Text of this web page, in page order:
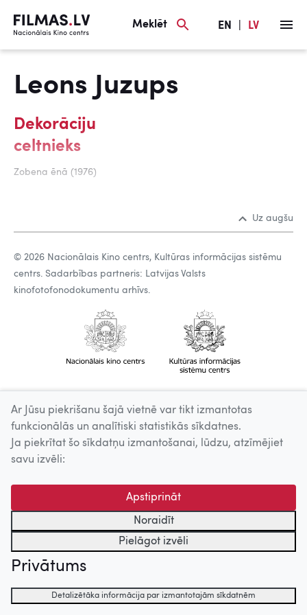
Meklēt EN LV
Leons Juzups
Dekorāciju
celtnieks
Zobena ēnā (1976)
Uz augšu
© 2026 Nacionālais Kino centrs, Kultūras informācijas sistēmu
centrs. Sadarbības partneris: Latvijas Valsts
kinofotofonodokumentu arhīvs.
Ar Jūsu piekrišanu šajā vietnē var tikt izmantotas
funkcionālās un analītiski statistikās sīkdatnes.
Ja piekrītat šo sīkdatņu izmantošanai, lūdzu, atzīmējiet
savu izvēli:
Apstiprināt
Noraidīt
Pielāgot izvēli
Privātums
Detalizētāka informācija par izmantotajām sīkdatnēm